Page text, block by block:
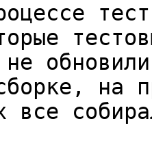
не
на
все